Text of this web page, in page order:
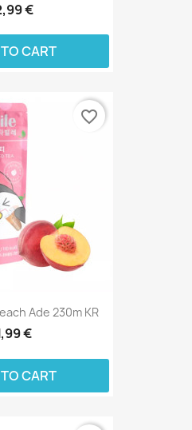
€
CART
Ade 230m KR
€
CART
favorite_border